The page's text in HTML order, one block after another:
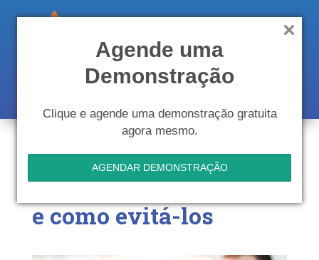
Agende uma
Demonstração
Clique e agende uma demonstração gratuita
agora mesmo.
AGENDAR DEMONSTRAÇÃO
Os 6 erros na gestão de
e como evitá-los